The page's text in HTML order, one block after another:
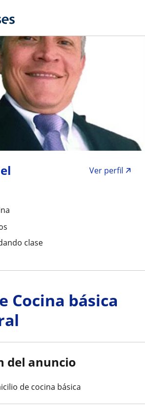
Ver perfil
clase
Cocina básica
del anuncio
de cocina básica